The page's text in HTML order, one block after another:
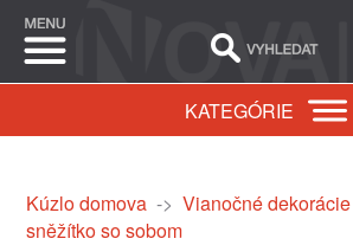
KATEGÓRIE
Kúzlo domova-> Vianočné dekorácie
sněžítko so sobom